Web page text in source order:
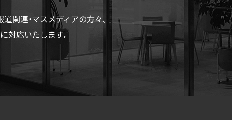
関連・マスメディアの方々、
対応いたします。